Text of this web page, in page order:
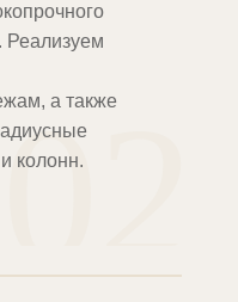
02
Реализуем
а также
колонн.